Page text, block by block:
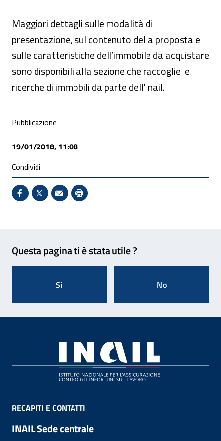
Maggiori dettagli sulle modalità di
presentazione, sul contenuto della proposta e
sulle caratteristiche dell’immobile da acquistare
sono disponibili alla sezione che raccoglie le
ricerche di immobili da parte dell'Inail.
Condivisione social
Pubblicazione
19/01/2018, 11:08
Condividi
Condividi su Facebook - Sito esterno - Apertura in
X - Sito esterno - Apertura in nuova finestra
Invio Mail: apre il programma di posta
Stampa pagina: scelta meno
Questa pagina ti è stata utile ?
Si No
RECAPITI E CONTATTI
INAIL Sede centrale